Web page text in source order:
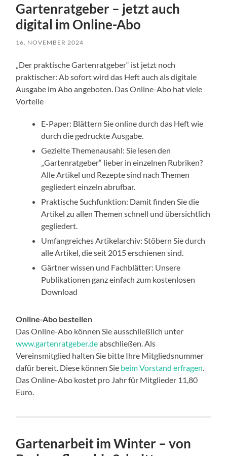
Gartenratgeber – jetzt auch
digital im Online-Abo
16. NOVEMBER 2024
„Der praktische Gartenratgeber“ ist jetzt noch
praktischer: Ab sofort wird das Heft auch als digitale
Ausgabe im Abo angeboten. Das Online-Abo hat viele
Vorteile
E-Paper: Blättern Sie online durch das Heft wie
durch die gedruckte Ausgabe.
Gezielte Themenausahl: Sie lesen den
„Gartenratgeber“ lieber in einzelnen Rubriken?
Alle Artikel und Rezepte sind nach Themen
gegliedert einzeln abrufbar.
Praktische Suchfunktion: Damit finden Sie die
Artikel zu allen Themen schnell und übersichtlich
gegliedert.
Umfangreiches Artikelarchiv: Stöbern Sie durch
alle Artikel, die seit 2015 erschienen sind.
Gärtner wissen und Fachblätter: Unsere
Publikationen ganz einfach zum kostenlosen
Download
Online-Abo bestellen
Das Online-Abo können Sie ausschließlich unter
www.gartenratgeber.deabschließen. Als
Vereinsmitglied halten Sie bitte Ihre Mitgliedsnummer
dafür bereit. Diese können Sie beim Vorstand erfragen.
Das Online-Abo kostet pro Jahr für Mitglieder 11,80
Euro.
Gartenarbeit im Winter – von